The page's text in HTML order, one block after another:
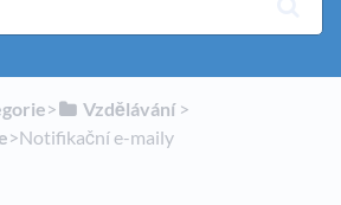
​>​ ​Vzdělávání​ > ​
​>​ Notifikační e-maily